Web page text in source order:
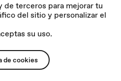
de terceros para mejorar tu
del sitio y personalizar el
su uso.
de cookies